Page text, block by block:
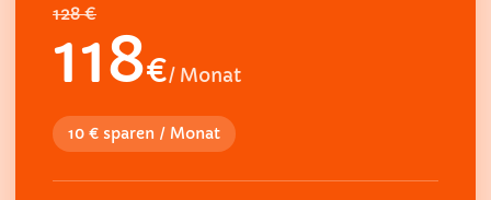
128 €
118€/ Monat
10 € sparen / Monat